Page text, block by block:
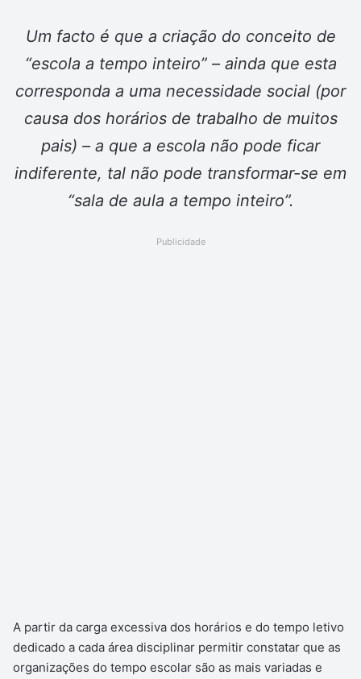
Um facto é que a criação do conceito de
“escola a tempo inteiro” – ainda que esta
corresponda a uma necessidade social (por
causa dos horários de trabalho de muitos
pais) – a que a escola não pode ficar
indiferente, tal não pode transformar-se em
“sala de aula a tempo inteiro”.
Publicidade
A partir da carga excessiva dos horários e do tempo letivo
dedicado a cada área disciplinar permitir constatar que as
organizações do tempo escolar são as mais variadas e